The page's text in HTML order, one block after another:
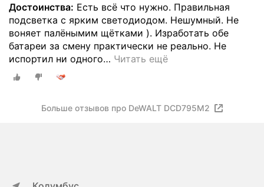
Достоинства: Есть всё что нужно. Правильная
подсветка с ярким светодиодом. Нешумный. Не
воняет палёнымим щётками ). Изработать обе
батареи за смену практически не реально. Не
испортил ни одного… Читать ещё
Больше отзывов про DeWALT DCD795M2